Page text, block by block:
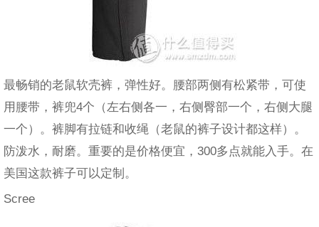
最畅销的老鼠软壳裤，弹性好。腰部两侧有松紧带，可使
用腰带，裤兜4个（左右侧各一，右侧臀部一个，右侧大腿
一个）。裤脚有拉链和收绳（老鼠的裤子设计都这样）。
防泼水，耐磨。重要的是价格便宜，300多点就能入手。在
美国这款裤子可以定制。
Scree